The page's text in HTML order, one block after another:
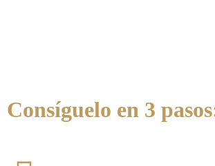
Consíguelo en 3